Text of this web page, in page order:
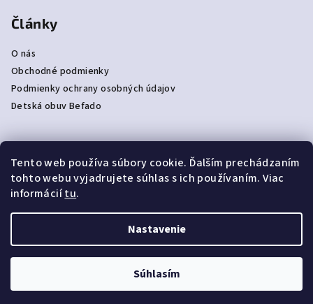
Tento web používa súbory cookie. Ďalším prechádzaním
tohto webu vyjadrujete súhlas s ich používaním. Viac
informáciítu.
Nastavenie
Súhlasím
Články
O nás
Obchodné podmienky
Podmienky ochrany osobných údajov
Detská obuv Befado
Prijímame online platby
Vytvoril Shoptet|e_minds